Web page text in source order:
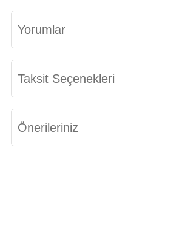
Yorumlar
Bu ürüne ilk yorumu siz yapın!
Taksit Seçenekleri
Önerileriniz